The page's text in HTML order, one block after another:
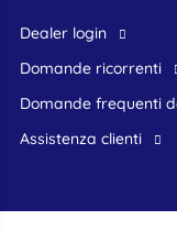
dealer login
domande ricorrenti
domande frequenti
assistenza clienti